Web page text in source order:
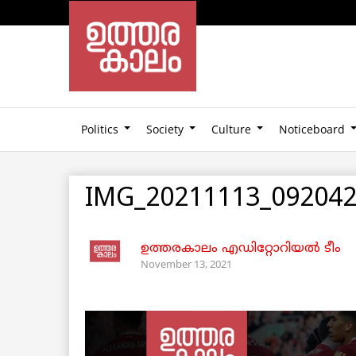
Politics Society Culture Noticeboard
ഉത്തരകാലം എഡിറ്റോറിയല്‍ ടീം
November 13, 2021